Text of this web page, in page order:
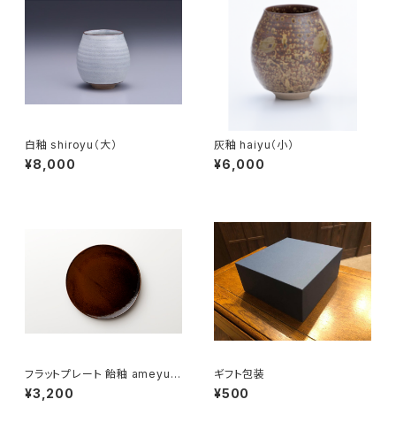
白釉 shiroyu（大）
¥8,000
灰釉 haiyu（小）
¥6,000
フラットプレート 飴釉 ameyu（1
8cm）
¥3,200
ギフト包装
¥500